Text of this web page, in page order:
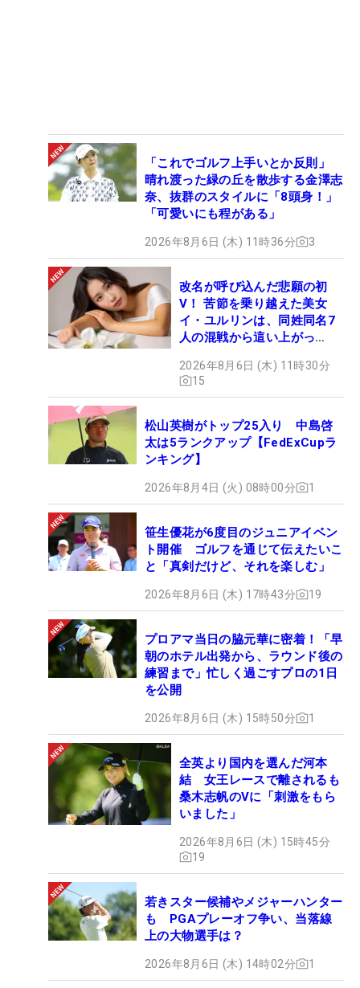
「これでゴルフ上手いとか反則」
晴れ渡った緑の丘を散歩する金澤志
奈、抜群のスタイルに「8頭身！」
「可愛いにも程がある」
2026年8月6日 (木) 11時36分 3
改名が呼び込んだ悲願の初
V！ 苦節を乗り越えた美女
イ・ユルリンは、同姓同名7
人の混戦から這い上がっ
2026年8月6日 (木) 11時30分
15
松山英樹がトップ25入り 中島啓
太は5ランクアップ【FedExCupラ
ンキング】
2026年8月4日 (火) 08時00分 1
笹生優花が6度目のジュニアイベン
ト開催 ゴルフを通じて伝えたいこ
と「真剣だけど、それを楽しむ」
2026年8月6日 (木) 17時43分 19
プロアマ当日の脇元華に密着！「早
朝のホテル出発から、ラウンド後の
練習まで」忙しく過ごすプロの1日
を公開
2026年8月6日 (木) 15時50分 1
全英より国内を選んだ河本
結 女王レースで離されるも
桑木志帆のVに「刺激をもら
いました」
2026年8月6日 (木) 15時45分
19
若きスター候補やメジャーハンター
も PGAプレーオフ争い、当落線
上の大物選手は？
2026年8月6日 (木) 14時02分 1